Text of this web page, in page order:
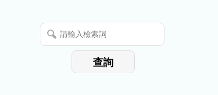
暫
停
請
輸
查詢